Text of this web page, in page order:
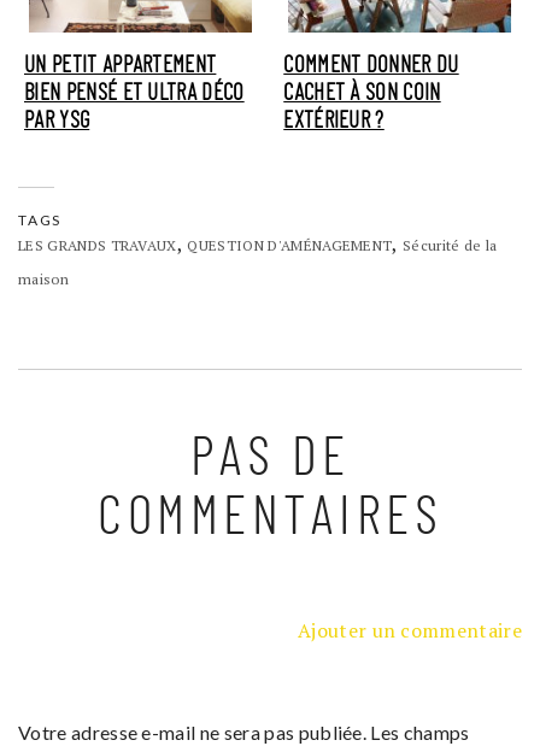
UN PETIT APPARTEMENT
BIEN PENSÉ ET ULTRA DÉCO
PAR YSG
COMMENT DONNER DU
CACHET À SON COIN
EXTÉRIEUR ?
TAGS
LES GRANDS TRAVAUX, QUESTION D'AMÉNAGEMENT, Sécurité de la
maison
PAS DE
COMMENTAIRES
Ajouter un commentaire
Votre adresse e-mail ne sera pas publiée. Les champs